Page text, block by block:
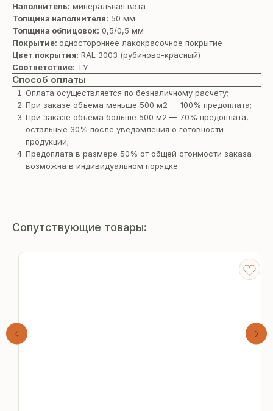
Наполнитель: минеральная вата
Толщина наполнителя: 50 мм
Толщина облицовок: 0,5/0,5 мм
Покрытие: одностороннее лакокрасочное покрытие
Цвет покрытия: RAL 3003 (рубиново-красный)
Соответствие: ТУ
Способ оплаты
Оплата осуществляется по безналичному расчету;
При заказе объема меньше 500 м2 — 100% предоплата;
При заказе объема больше 500 м2 — 70% предоплата,
остальные 30% после уведомления о готовности
продукции;
Предоплата в размере 50% от общей стоимости заказа
возможна в индивидуальном порядке.
Сопутствующие товары: